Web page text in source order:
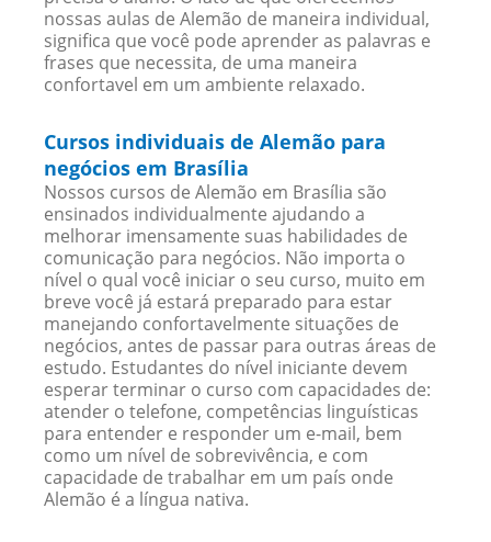
nossas aulas de Alemão de maneira individual,
significa que você pode aprender as palavras e
frases que necessita, de uma maneira
confortavel em um ambiente relaxado.
Cursos individuais de Alemão para
negócios em Brasília
Nossos cursos de Alemão em Brasília são
ensinados individualmente ajudando a
melhorar imensamente suas habilidades de
comunicação para negócios. Não importa o
nível o qual você iniciar o seu curso, muito em
breve você já estará preparado para estar
manejando confortavelmente situações de
negócios, antes de passar para outras áreas de
estudo. Estudantes do nível iniciante devem
esperar terminar o curso com capacidades de:
atender o telefone, competências linguísticas
para entender e responder um e-mail, bem
como um nível de sobrevivência, e com
capacidade de trabalhar em um país onde
Alemão é a língua nativa.